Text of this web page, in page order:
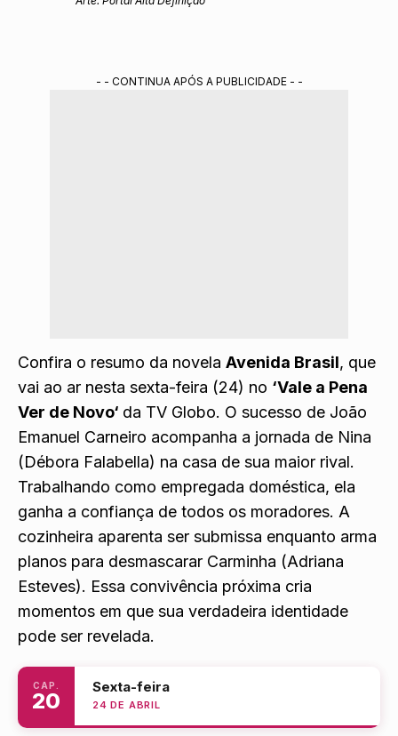
- - CONTINUA APÓS A PUBLICIDADE - -
Confira o resumo da novela Avenida Brasil, que
vai ao ar nesta sexta-feira (24) no ‘Vale a Pena
Ver de Novo‘ da TV Globo. O sucesso de João
Emanuel Carneiro acompanha a jornada de Nina
(Débora Falabella) na casa de sua maior rival.
Trabalhando como empregada doméstica, ela
ganha a confiança de todos os moradores. A
cozinheira aparenta ser submissa enquanto arma
planos para desmascarar Carminha (Adriana
Esteves). Essa convivência próxima cria
momentos em que sua verdadeira identidade
pode ser revelada.
CAP.
20
Sexta-feira
24 DE ABRIL